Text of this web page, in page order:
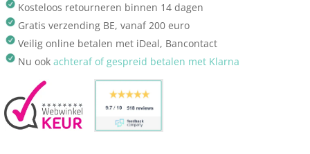
Kosteloos retourneren binnen 14 dagen
Gratis verzending BE, vanaf 200 euro
Veilig online betalen met iDeal, Bancontact
Nu ook achteraf of gespreid betalen met Klarna